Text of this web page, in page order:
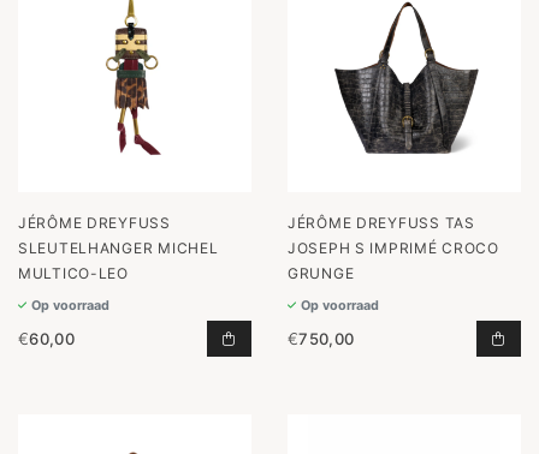
JÉRÔME DREYFUSS
SLEUTELHANGER MICHEL
MULTICO-LEO
Op voorraad
€60,00 SLEUTELHANGER MICHEL
JÉRÔME DREYFUSS TAS
JOSEPH S IMPRIMÉ CROCO
GRUNGE
Op voorraad
€750,00